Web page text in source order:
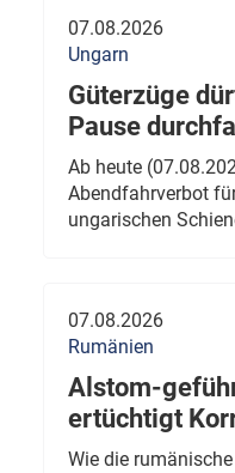
07.08.2026
Ungarn
Güterzüge
Pause
Ab heute
Abendfahrverbot
ungarischen
07.08.2026
Rumänien
Alstom-
ertüchtigt
Wie die